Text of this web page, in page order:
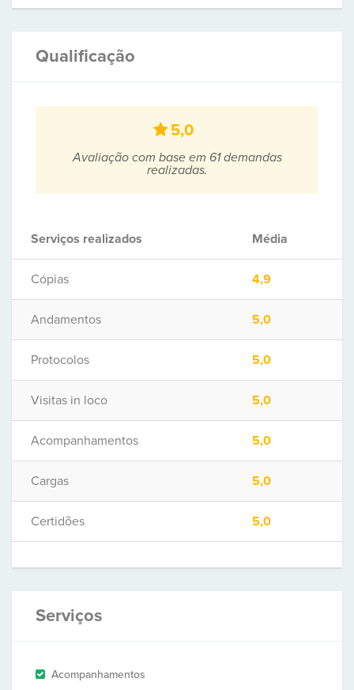
Qualificação
5,0
Avaliação com base em 61 demandas
realizadas.
Serviços realizados Média
Cópias 4,9
Andamentos 5,0
Protocolos 5,0
Visitas in loco 5,0
Acompanhamentos 5,0
Cargas 5,0
Certidões 5,0
Serviços
Acompanhamentos